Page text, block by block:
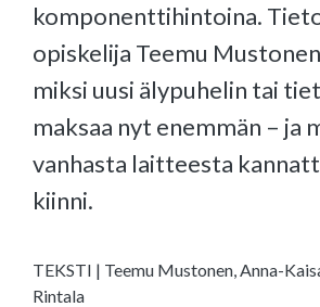
komponenttihintoina.
opiskelija Teemu
miksi uusi älypuhelin tai
maksaa nyt enemmän – ja
vanhasta laitteesta
kiinni.
TEKSTI | Teemu Mustonen, Anna-
Rintala